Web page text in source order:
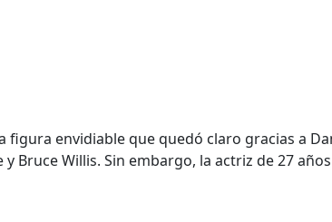
figura envidiable que quedó claro gracias a
Bruce Willis. Sin embargo, la actriz de 27